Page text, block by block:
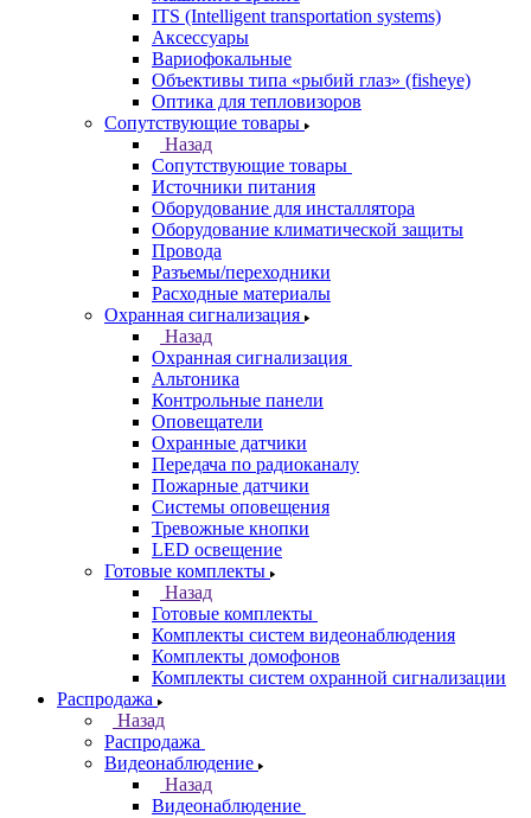
ITS (Intelligent transportation systems)
Аксессуары
Вариофокальные
Объективы типа «рыбий глаз» (fisheye)
Оптика для тепловизоров
Сопутствующие товары
Назад
Сопутствующие товары
Источники питания
Оборудование для инсталлятора
Оборудование климатической защиты
Провода
Разъемы/переходники
Расходные материалы
Охранная сигнализация
Назад
Охранная сигнализация
Альтоника
Контрольные панели
Оповещатели
Охранные датчики
Передача по радиоканалу
Пожарные датчики
Системы оповещения
Тревожные кнопки
LED освещение
Готовые комплекты
Назад
Готовые комплекты
Комплекты систем видеонаблюдения
Комплекты домофонов
Комплекты систем охранной сигнализации
Распродажа
Назад
Распродажа
Видеонаблюдение
Назад
Видеонаблюдение